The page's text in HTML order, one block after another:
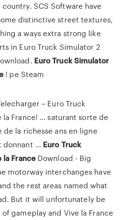
SCS Software have
distinctive street textures,
a ways extra strong like
in Euro Truck Simulator 2
EuroTruck Simulator
! pe Steam
– Euro Truck
la France! ... saturant sorte de
la richesse ans en ligne
... Euro Truck
la FranceDownload - Big
motorway interchanges have
the rest areas named what
But it will unfortunately be
gameplay and Vive la France